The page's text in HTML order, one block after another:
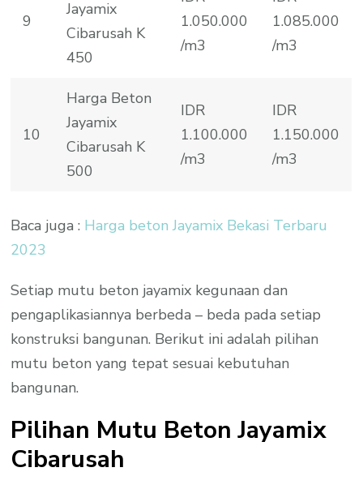
9
Jayamix
Cibarusah K
450
1.050.000
/m3
1.085.000
/m3
10
Harga Beton
Jayamix
Cibarusah K
500
IDR
1.100.000
/m3
IDR
1.150.000
/m3
Baca juga : Harga beton Jayamix Bekasi Terbaru
2023
Setiap mutu beton jayamix kegunaan dan
pengaplikasiannya berbeda – beda pada setiap
konstruksi bangunan. Berikut ini adalah pilihan
mutu beton yang tepat sesuai kebutuhan
bangunan.
Pilihan Mutu Beton Jayamix
Cibarusah